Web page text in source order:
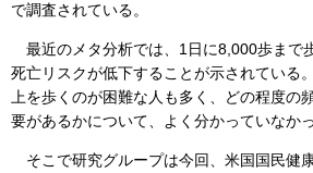
で調査されている。
最近のメタ分析では、1日に8,000歩まで
死亡リスクが低下することが示されている
上を歩くのが困難な人も多く、どの程度の
要があるかについて、よく分かっていなかっ
そこで研究グループは今回、米国国民健